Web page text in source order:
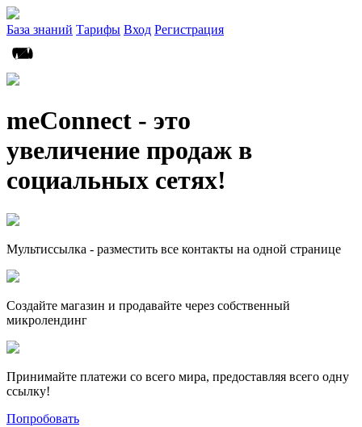
База знаний Тарифы Вход Регистрация
meConnect - это
увеличение продаж в
социальных сетях!
Мультиссылка - разместить все контакты на одной странице
Создайте магазин и продавайте через собственный
микролендинг
Принимайте платежи со всего мира, предоставляя всего одну
ссылку!
Попробовать